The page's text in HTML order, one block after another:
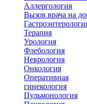
Аллергология
Вызов врача на
Терапия
Урология
Флебология
Неврология
Онкология
Оперативная
гинекология
Пульмонология